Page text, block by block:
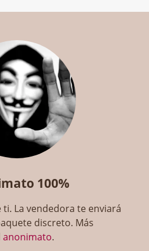
100%
La vendedora te enviará
discreto. Más
anonimato.